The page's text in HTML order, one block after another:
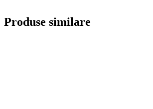
Produse similare